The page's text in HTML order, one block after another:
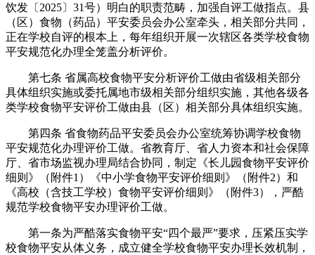
饮发〔2025〕31号）明白的职责范畴，加强自评工做指点。县
（区）食物（药品）平安委员会办公室牵头，相关部分共同，
正在学校自评的根本上，每年组织开展一次辖区各类学校食物
平安规范化办理全笼盖分析评价。
第七条 省属高校食物平安分析评价工做由省级相关部分
具体组织实施或委托属地市级相关部分组织实施，其他各级各
类学校食物平安评价工做由县（区）相关部分具体组织实施。
第四条 省食物药品平安委员会办公室统筹协调学校食物
平安规范化办理评价工做。省教育厅、省人力资本和社会保障
厅、省市场监视办理局结合协同，制定《长儿园食物平安评价
细则》（附件1）《中小学食物平安评价细则》（附件2）和
《高校（含技工学校）食物平安评价细则》（附件3），严酷
规范学校食物平安办理评价工做。
第一条为严酷落实食物平安“四个最严”要求，压紧压实学
校食物平安从体义务，成立健全学校食物平安办理长效机制，